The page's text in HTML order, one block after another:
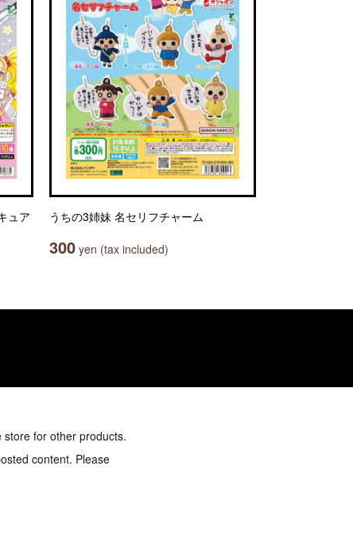
ュア
うちの3姉妹 名セリフチャーム
300 yen (tax included)
for other products.
content. Please